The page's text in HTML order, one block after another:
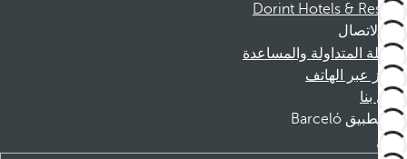
Dorint Hotels & Resorts
الاتصال
الأسئلة المتداولة والمساعدة
الحجز عبر الهاتف
اتصل بنا
تطبيق Barceló
تنزيل